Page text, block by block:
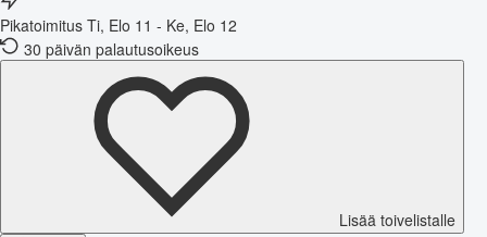
Pikatoimitus Ti, Elo 11 - Ke, Elo 12
30 päivän palautusoikeus
Lisää toivelistalle